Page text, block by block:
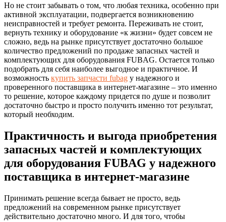
Но не стоит забывать о том, что любая техника, особенно при
активной эксплуатации, подвергается возникновению
неисправностей и требует ремонта. Переживать не стоит,
вернуть технику и оборудование «к жизни» будет совсем не
сложно, ведь на рынке присутствует достаточно большое
количество предложений по продаже запасных частей и
комплектующих для оборудования FUBAG. Остается только
подобрать для себя наиболее выгодное и практичное. И
возможность купить запчасти fubag у надежного и
проверенного поставщика в интернет-магазине – это именно
то решение, которое каждому придется по душе и позволит
достаточно быстро и просто получить именно тот результат,
который необходим.
Практичность и выгода приобретения
запасных частей и комплектующих
для оборудования FUBAG у надежного
поставщика в интернет-магазине
Принимать решение всегда бывает не просто, ведь
предложений на современном рынке присутствует
действительно достаточно много. И для того, чтобы